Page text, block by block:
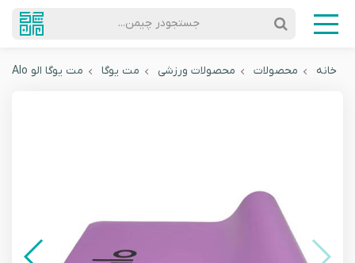
جستجودر چیمن...
خانه محصولات محصولات ورزشی مت یوگا مت یوگا الو Alo